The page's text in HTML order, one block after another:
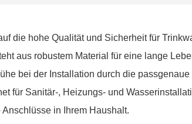
die hohe Qualität und Sicherheit für
aus robustem Material für eine lange
bei der Installation durch die passgenaue
für Sanitär-, Heizungs- und
in Ihrem Haushalt.